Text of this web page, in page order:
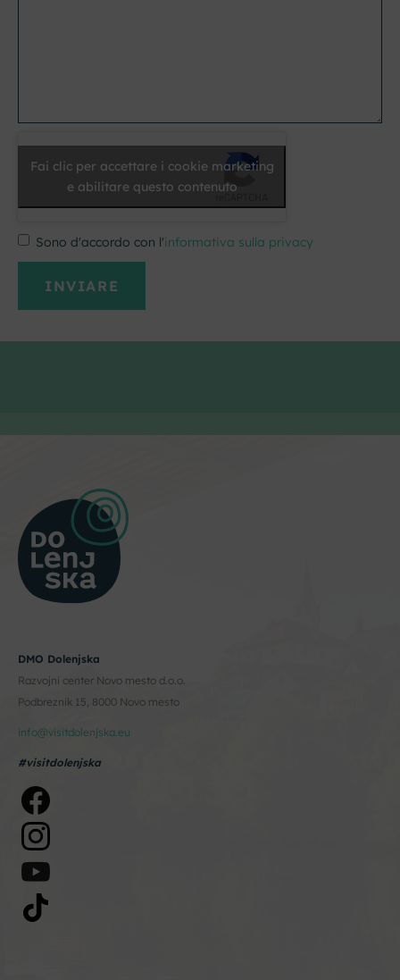
Fai clic per accettare i cookie marketing
e abilitare questo contenuto
Sono d'accordo con l'informativa sulla privacy
DMO Dolenjska
Razvojni center Novo mesto d.o.o.
Podbreznik 15, 8000 Novo mesto
info@visitdolenjska.eu
#visitdolenjska